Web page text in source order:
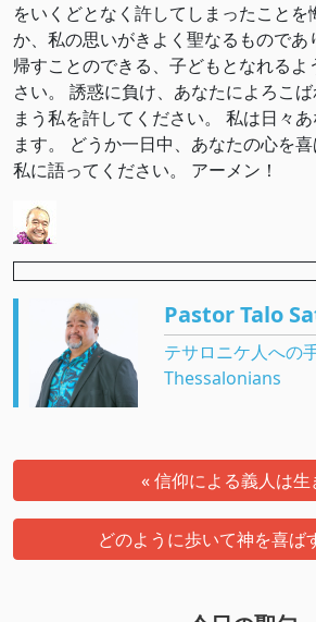
をいくどとなく許してしまったことを
か、私の思いがきよく聖なるものであ
帰すことのできる、子どもとなれる
さい。 誘惑に負け、あなたによろこ
まう私を許してください。 私は日々
ます。 どうか一日中、あなたの心を
私に語ってください。 アーメン！
Pastor Talo
テサロニケ人への
Thessalonians
« 信仰による義人は生
どのように歩いて神を喜ば